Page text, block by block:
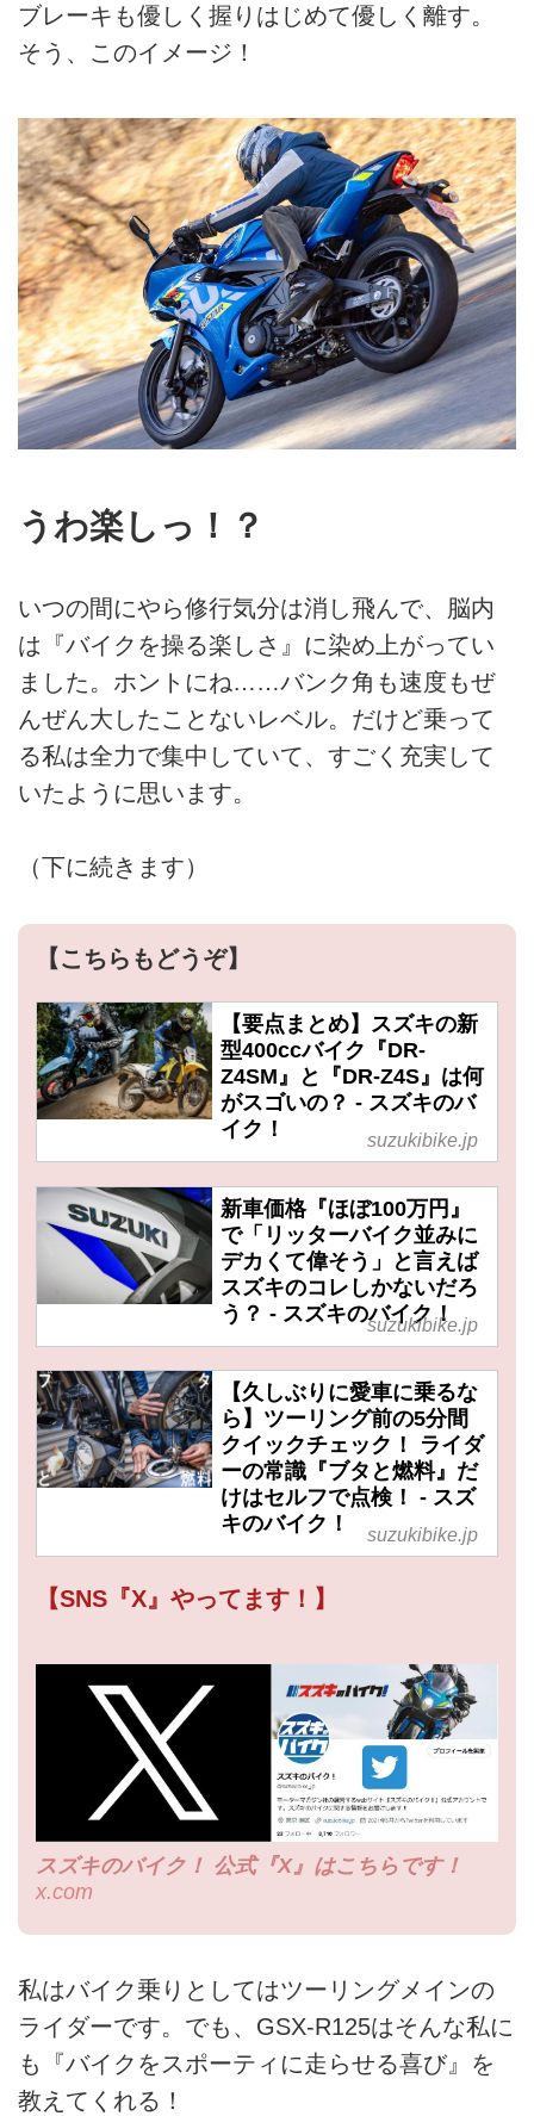
ブレーキも優しく握りはじめて優しく離す。
そう、このイメージ！
うわ楽しっ！？
いつの間にやら修行気分は消し飛んで、脳内
は『バイクを操る楽しさ』に染め上がってい
ました。ホントにね……バンク角も速度もぜ
んぜん大したことないレベル。だけど乗って
る私は全力で集中していて、すごく充実して
いたように思います。
（下に続きます）
【こちらもどうぞ】
【要点まとめ】スズキの新
型400ccバイク『DR-
Z4SM』と『DR-Z4S』は何
がスゴいの？ - スズキのバ
イク！
suzukibike.jp
新車価格『ほぼ100万円』
で「リッターバイク並みに
デカくて偉そう」と言えば
スズキのコレしかないだろ
う？ - スズキのバイク！
suzukibike.jp
【久しぶりに愛車に乗るな
ら】ツーリング前の5分間
クイックチェック！ ライダ
ーの常識『ブタと燃料』だ
けはセルフで点検！ - スズ
キのバイク！
suzukibike.jp
【SNS『X』やってます！】
スズキのバイク！ 公式『X』はこちらです！
x.com
私はバイク乗りとしてはツーリングメインの
ライダーです。でも、GSX-R125はそんな私に
も『バイクをスポーティに走らせる喜び』を
教えてくれる！